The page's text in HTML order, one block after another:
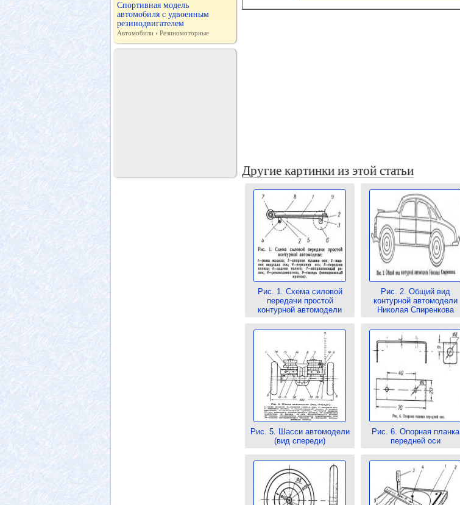
Спортивная модель
автомобиля с удвоенным
резинодвигателем
Автомобили › Резиномоторные
Другие картинки из этой статьи
Рис. 1. Схема силовой
передачи простой
контурной автомодели
Рис. 2. Общий вид
контурной автомодели
Николая Спиренкова
Рис. 5. Шасси автомодели
(вид спереди)
Рис. 6. Опорная планка
передней оси